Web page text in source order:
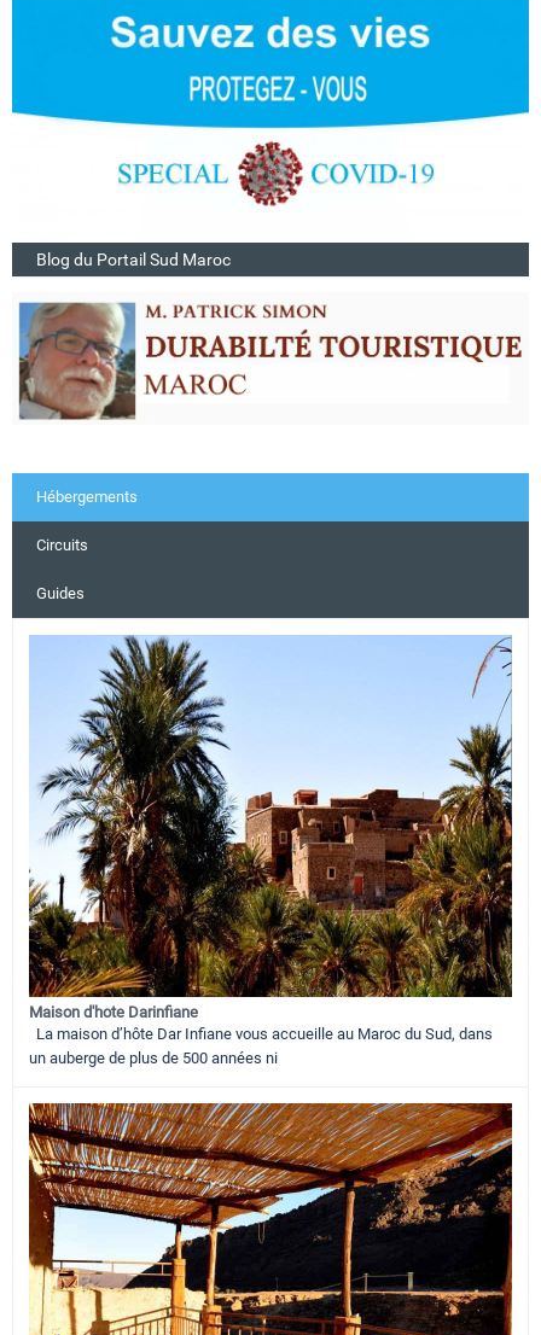
Blog du Portail Sud Maroc
Hébergements
Circuits
Guides
Maison d'hote Darinfiane
La maison d’hôte Dar Infiane vous accueille au Maroc du Sud, dans
un auberge de plus de 500 années ni